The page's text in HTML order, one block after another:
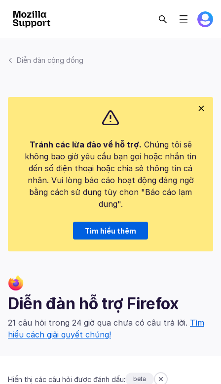
Diễn đàn cộng đồng
Tránh các lừa đảo về hỗ trợ. Chúng tôi sẽ
không bao giờ yêu cầu bạn gọi hoặc nhắn tin
đến số điện thoại hoặc chia sẻ thông tin cá
nhân. Vui lòng báo cáo hoạt động đáng ngờ
bằng cách sử dụng tùy chọn "Báo cáo lạm
dụng".
Tìm hiểu thêm
Diễn đàn hỗ trợ Firefox
21 câu hỏi trong 24 giờ qua chưa có câu trả lời. Tìm
hiểu cách giải quyết chúng!
Hiển thị các câu hỏi được đánh dấu: beta